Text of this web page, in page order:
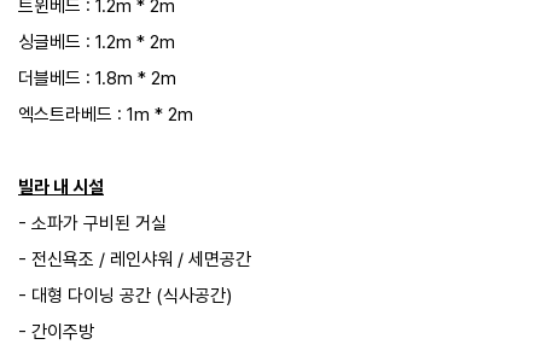
​트윈베드 : 1.2m * 2m
싱글베드 : 1.2m * 2m
더블베드 : 1.8m * 2m
엑스트라베드 : 1m * 2m
빌라 내 시설
- 소파가 구비된 거실
- 전신욕조 / 레인샤워 / 세면공간
- 대형 다이닝 공간 (식사공간)
- 간이주방